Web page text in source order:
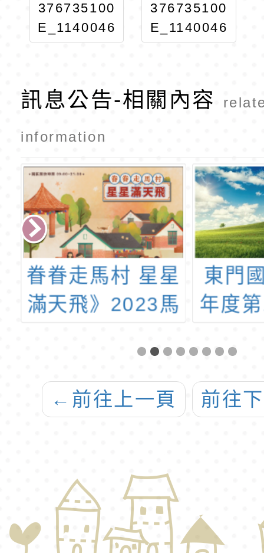
376735100
E_1140046
977_ATTA
376735100
E_1140046
977_ATTA
訊息公告-相關內容
information
眷眷走馬村 星星
滿天飛》2023馬
園區年度活動
東門
年度
理教
← 前往上一頁 前往